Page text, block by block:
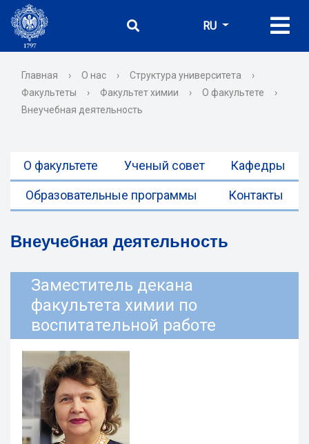
RU
Главная › О нас › Структура университета
›
Факультеты
› Факультет химии › О факультете
›
Внеучебная деятельность
О факультете Ученый совет Кафедры
Образовательные программы Контакты
Внеучебная деятельность
Заместитель декана
факультета химии по
воспитательной работе